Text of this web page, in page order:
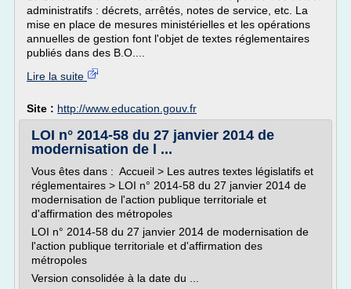
administratifs : décrets, arrêtés, notes de service, etc. La
mise en place de mesures ministérielles et les opérations
annuelles de gestion font l'objet de textes réglementaires
publiés dans des B.O....
Lire la suite
Site : http://www.education.gouv.fr
LOI n° 2014-58 du 27 janvier 2014 de
modernisation de l ...
Vous êtes dans : Accueil > Les autres textes législatifs et
réglementaires > LOI n° 2014-58 du 27 janvier 2014 de
modernisation de l'action publique territoriale et
d'affirmation des métropoles
LOI n° 2014-58 du 27 janvier 2014 de modernisation de
l'action publique territoriale et d'affirmation des
métropoles
Version consolidée à la date du ...